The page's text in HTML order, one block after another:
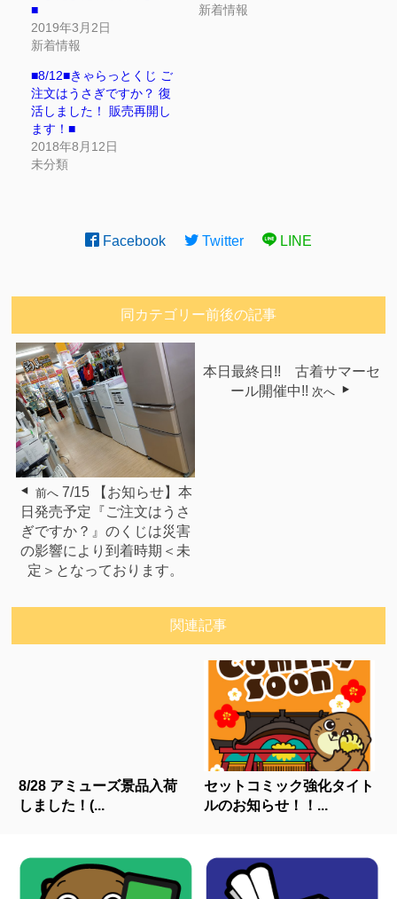
■
2019年3月2日
新着情報
新着情報
■8/12■きゃらっとくじ ご
注文はうさぎですか？ 復
活しました！ 販売再開し
ます！■
2018年8月12日
未分類
Facebook Twitter LINE
同カテゴリー前後の記事
前へ 7/15 【お知らせ】本
日発売予定『ご注文はうさ
ぎですか？』のくじは災害
の影響により到着時期＜未
定＞となっております。
本日最終日!! 古着サマーセ
ール開催中!! 次へ
関連記事
8/28 アミューズ景品入荷
しました！(...
セットコミック強化タイト
ルのお知らせ！！...